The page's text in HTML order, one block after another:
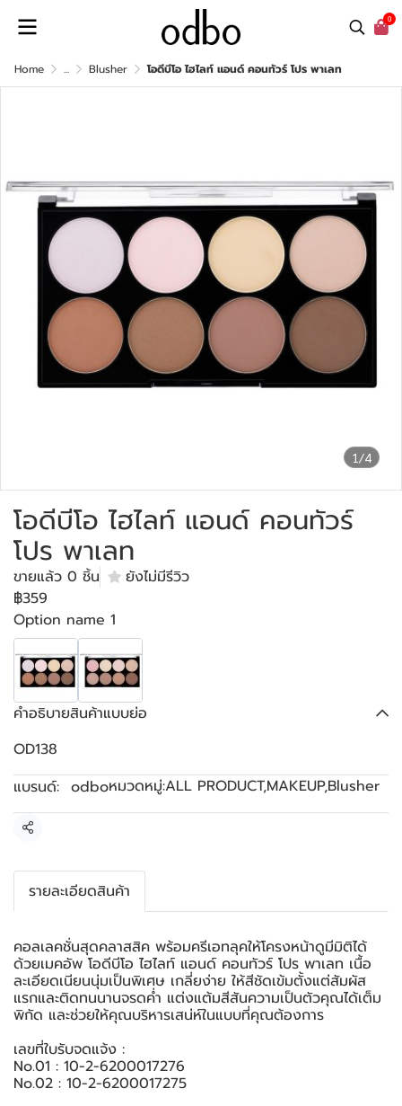
0
Home ... Blusher โอดีบีโอ ไฮไลท์ แอนด์ คอนทัวร์ โปร พาเลท
1/4
โอดีบีโอ ไฮไลท์ แอนด์ คอนทัวร์
โปร พาเลท
ขายแล้ว 0 ชิ้น
ยังไม่มีรีวิว
฿359
Option name 1
คำอธิบายสินค้าแบบย่อ
OD138
แบรนด์: odboหมวดหมู่:ALL PRODUCT,MAKEUP,Blusher
แชร์
รายละเอียดสินค้า
คอลเลคชั่นสุดคลาสสิค พร้อมครีเอทลุคให้โครงหน้าดูมีมิติได้
ด้วยเมคอัพ โอดีบีโอ ไฮไลท์ แอนด์ คอนทัวร์ โปร พาเลท เนื้อ
ละเอียดเนียนนุ่มเป็นพิเศษ เกลี่ยง่าย ให้สีชัดเข้มตั้งแต่สัมผัส
แรกและติดทนนานจรดค่ำ แต่งแต้มสีสันความเป็นตัวคุณได้เต็ม
พิกัด และช่วยให้คุณบริหารเสน่ห์ในแบบที่คุณต้องการ
เลขที่ใบรับจดแจ้ง :
No.01 : 10-2-6200017276
No.02 : 10-2-6200017275